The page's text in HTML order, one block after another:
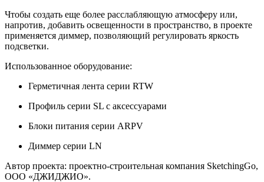
Чтобы создать еще более расслабляющую атмосферу или,
напротив, добавить освещенности в пространство, в проекте
применяется диммер, позволяющий регулировать яркость
подсветки.
Использованное оборудование:
Герметичная лента серии RTW
Профиль серии SL с аксессуарами
Блоки питания серии ARPV
Диммер серии LN
Автор проекта: проектно-строительная компания SketchingGo,
ООО «ДЖИДЖИО».